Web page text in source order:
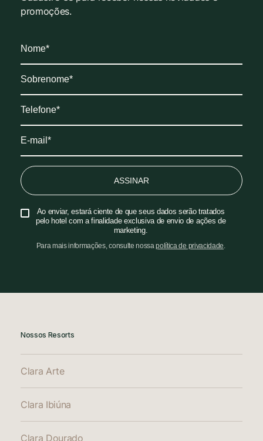
promoções.
ASSINAR
Ao enviar, estará ciente de que seus dados serão tratados
pelo hotel com a finalidade exclusiva de envio de ações de
marketing.
Para mais informações, consulte nossapolítica de privacidade.
Nossos Resorts
Clara Arte
Clara Ibiúna
Clara Dourado